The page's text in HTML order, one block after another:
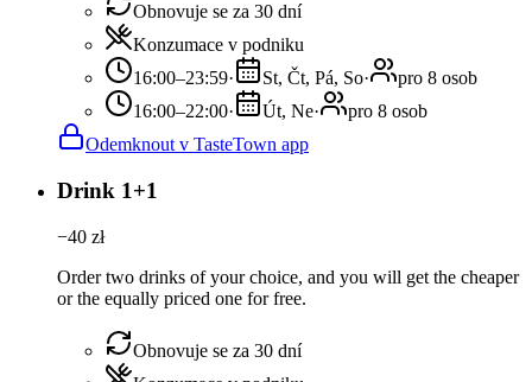
Obnovuje se za 30 dní
Konzumace v podniku
16:00–23:59· St, Čt, Pá, So·
pro 8 osob
16:00–22:00· Út, Ne·
pro 8 osob
Odemknout v TasteTown app
Drink 1+1
−40 zł
Order two drinks of your choice, and you will get the cheaper
or the equally priced one for free.
Obnovuje se za 30 dní